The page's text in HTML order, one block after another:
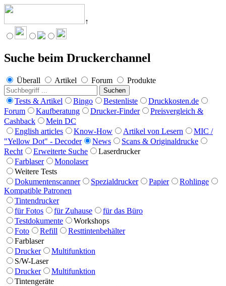
↑
Suche beim Druckerchannel
Überall Artikel Forum Produkte
Suchen
Tests & Artikel Bingo Bestenliste
Druckkosten.de
Forum
Kaufberatung Drucker-Finder
Preisvergleich &
Cashback
Mein DC
English articles
Know-How Artikel von Lesern
MIC /
"Yellow Dot" - Decoder
News
Scans & Originaldrucke
Recht
Erweiterte Suche
Laserdrucker
Farblaser
Monolaser
Weitere Tests
Dokumentenscanner
Spezialdrucker Papier
Rohlinge
Kompatible Patronen
Tintendrucker
für Fotos
für Zuhause
für das Büro
Testdokumente
Workshops
Foto
Refill
Resttintenbehälter
Farblaser
Drucker
Multifunktion
S/W-Laser
Drucker
Multifunktion
Tintengeräte